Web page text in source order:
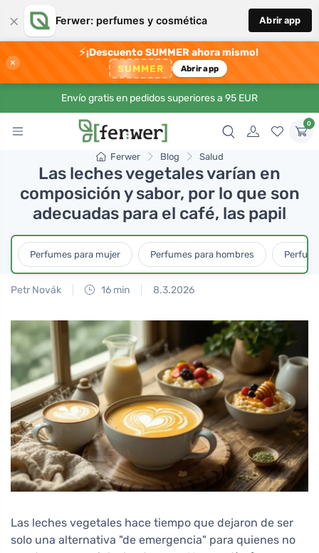
× Ferwer: perfumes y cosmética Abrir app
×
⚡¡Descuento SUMMER ahora mismo!
SUMMER Abrir app
Envío gratis en pedidos superiores a 95 EUR
0
Ferwer Blog Salud
Las leches vegetales varían en
composición y sabor, por lo que son
adecuadas para el café, las papil
Perfumes para mujer Perfumes para hombres
Petr Novák 16 min 8.3.2026
Las leches vegetales hace tiempo que dejaron de ser
solo una alternativa "de emergencia" para quienes no